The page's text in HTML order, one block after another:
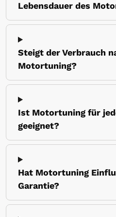
Lebensdauer des
Steigt der Verbrauch
Motortuning?
Ist Motortuning für
geeignet?
Hat Motortuning
Garantie?